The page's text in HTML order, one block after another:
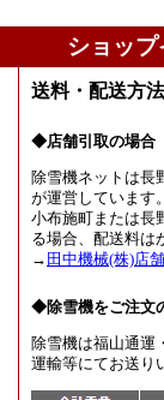
ショッ
送料・配送方
◆店舗引取の場合
除雪機ネットは長
が運営しています
小布施町または長
る場合、配送料は
→ 田中機械(株)店
◆除雪機をご注文
除雪機は福山通運
運輸等にてお送り